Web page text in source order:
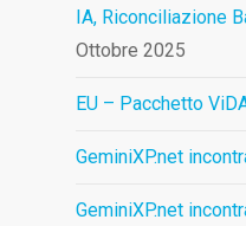
IA, Riconciliazione
Ottobre 2025
EU – Pacchetto
GeminiXP.net
GeminiXP.net